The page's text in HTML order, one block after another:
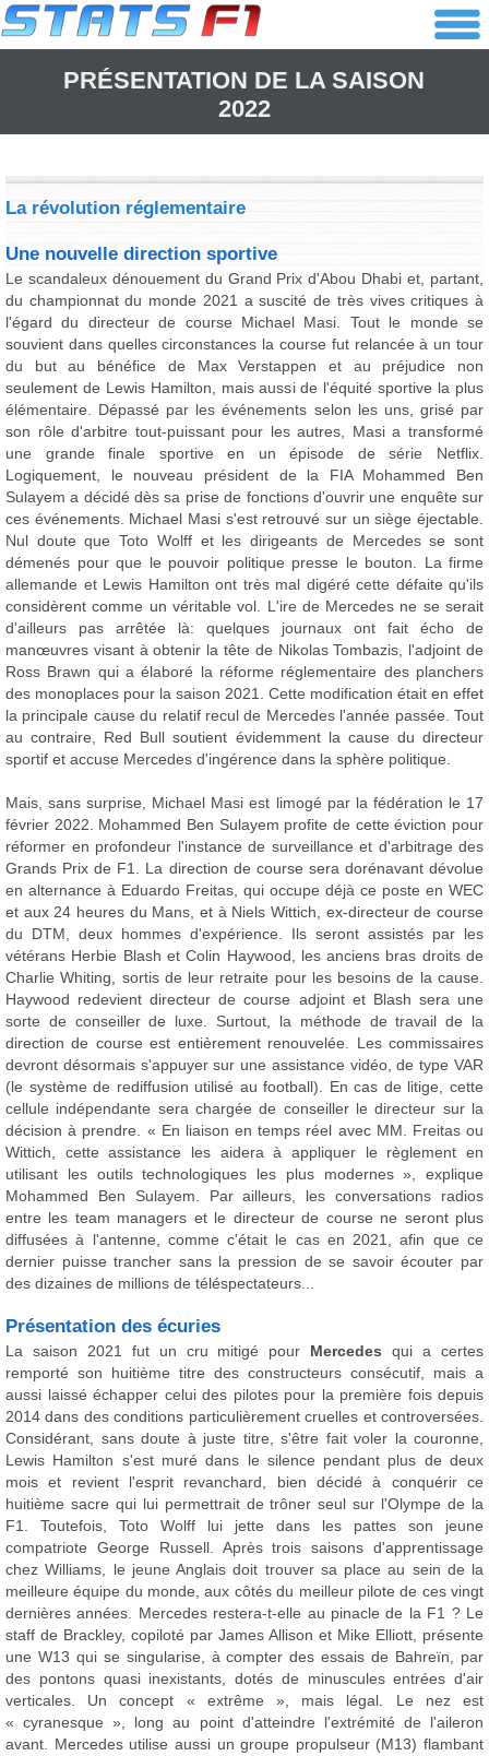
PRÉSENTATION DE LA SAISON
2022
La révolution réglementaire
Une nouvelle direction sportive
Le scandaleux dénouement du Grand Prix d'Abou Dhabi et, partant,
du championnat du monde 2021 a suscité de très vives critiques à
l'égard du directeur de course Michael Masi. Tout le monde se
souvient dans quelles circonstances la course fut relancée à un tour
du but au bénéfice de Max Verstappen et au préjudice non
seulement de Lewis Hamilton, mais aussi de l'équité sportive la plus
élémentaire. Dépassé par les événements selon les uns, grisé par
son rôle d'arbitre tout-puissant pour les autres, Masi a transformé
une grande finale sportive en un épisode de série Netflix.
Logiquement, le nouveau président de la FIA Mohammed Ben
Sulayem a décidé dès sa prise de fonctions d'ouvrir une enquête sur
ces événements. Michael Masi s'est retrouvé sur un siège éjectable.
Nul doute que Toto Wolff et les dirigeants de Mercedes se sont
démenés pour que le pouvoir politique presse le bouton. La firme
allemande et Lewis Hamilton ont très mal digéré cette défaite qu'ils
considèrent comme un véritable vol. L'ire de Mercedes ne se serait
d'ailleurs pas arrêtée là: quelques journaux ont fait écho de
manœuvres visant à obtenir la tête de Nikolas Tombazis, l'adjoint de
Ross Brawn qui a élaboré la réforme réglementaire des planchers
des monoplaces pour la saison 2021. Cette modification était en effet
la principale cause du relatif recul de Mercedes l'année passée. Tout
au contraire, Red Bull soutient évidemment la cause du directeur
sportif et accuse Mercedes d'ingérence dans la sphère politique.
Mais, sans surprise, Michael Masi est limogé par la fédération le 17
février 2022. Mohammed Ben Sulayem profite de cette éviction pour
réformer en profondeur l'instance de surveillance et d'arbitrage des
Grands Prix de F1. La direction de course sera dorénavant dévolue
en alternance à Eduardo Freitas, qui occupe déjà ce poste en WEC
et aux 24 heures du Mans, et à Niels Wittich, ex-directeur de course
du DTM, deux hommes d'expérience. Ils seront assistés par les
vétérans Herbie Blash et Colin Haywood, les anciens bras droits de
Charlie Whiting, sortis de leur retraite pour les besoins de la cause.
Haywood redevient directeur de course adjoint et Blash sera une
sorte de conseiller de luxe. Surtout, la méthode de travail de la
direction de course est entièrement renouvelée. Les commissaires
devront désormais s'appuyer sur une assistance vidéo, de type VAR
(le système de rediffusion utilisé au football). En cas de litige, cette
cellule indépendante sera chargée de conseiller le directeur sur la
décision à prendre. « En liaison en temps réel avec MM. Freitas ou
Wittich, cette assistance les aidera à appliquer le règlement en
utilisant les outils technologiques les plus modernes », explique
Mohammed Ben Sulayem. Par ailleurs, les conversations radios
entre les team managers et le directeur de course ne seront plus
diffusées à l'antenne, comme c'était le cas en 2021, afin que ce
dernier puisse trancher sans la pression de se savoir écouter par
des dizaines de millions de téléspectateurs...
Présentation des écuries
La saison 2021 fut un cru mitigé pour Mercedes qui a certes
remporté son huitième titre des constructeurs consécutif, mais a
aussi laissé échapper celui des pilotes pour la première fois depuis
2014 dans des conditions particulièrement cruelles et controversées.
Considérant, sans doute à juste titre, s'être fait voler la couronne,
Lewis Hamilton s'est muré dans le silence pendant plus de deux
mois et revient l'esprit revanchard, bien décidé à conquérir ce
huitième sacre qui lui permettrait de trôner seul sur l'Olympe de la
F1. Toutefois, Toto Wolff lui jette dans les pattes son jeune
compatriote George Russell. Après trois saisons d'apprentissage
chez Williams, le jeune Anglais doit trouver sa place au sein de la
meilleure équipe du monde, aux côtés du meilleur pilote de ces vingt
dernières années. Mercedes restera-t-elle au pinacle de la F1 ? Le
staff de Brackley, copiloté par James Allison et Mike Elliott, présente
une W13 qui se singularise, à compter des essais de Bahreïn, par
des pontons quasi inexistants, dotés de minuscules entrées d'air
verticales. Un concept « extrême », mais légal. Le nez est
« cyranesque », long au point d'atteindre l'extrémité de l'aileron
avant. Mercedes utilise aussi un groupe propulseur (M13) flambant